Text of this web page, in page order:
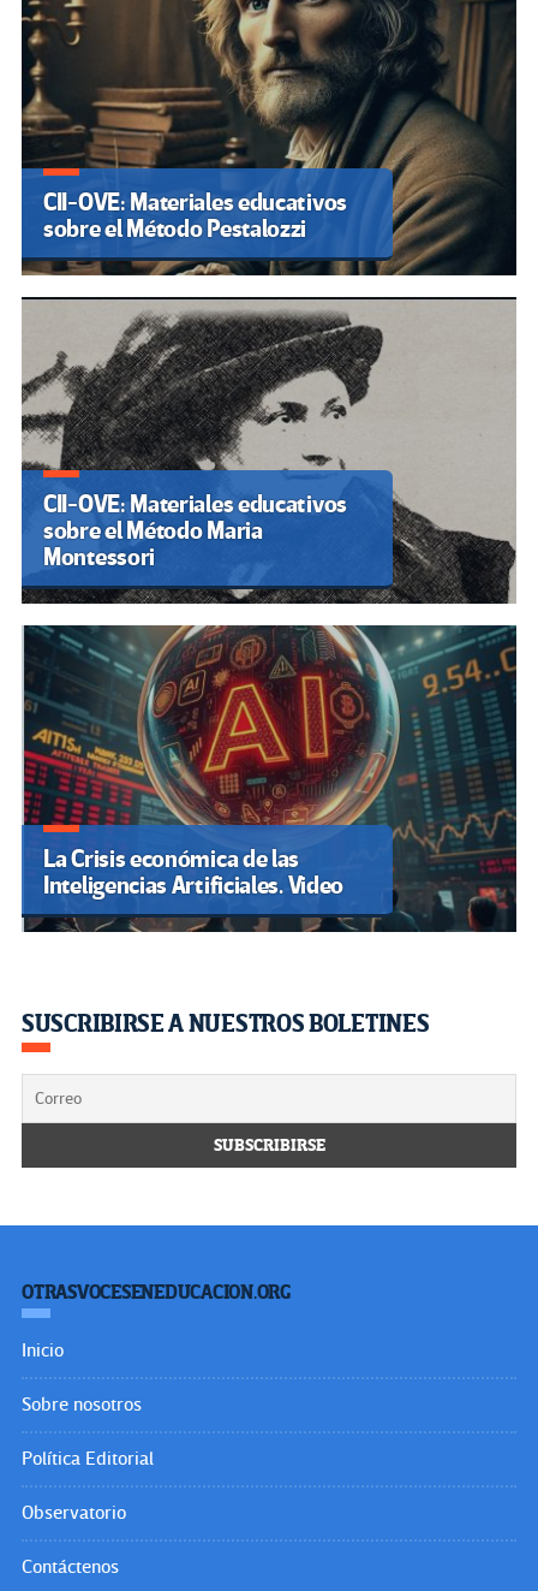
CII-OVE: Materiales educativos
sobre el Método Pestalozzi
CII-OVE: Materiales educativos
sobre el Método Maria
Montessori
La Crisis económica de las
Inteligencias Artificiales. Video
SUSCRIBIRSE A NUESTROS BOLETINES
OTRASVOCESENEDUCACION.ORG
Inicio
Sobre nosotros
Política Editorial
Observatorio
Contáctenos